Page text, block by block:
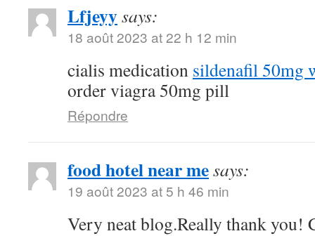
Lfjeyysays:
18 août 2023 at 22 h 12 min
cialis medication sildenafil 50mg
order viagra 50mg pill
Répondre
food hotel near mesays:
19 août 2023 at 5 h 46 min
Very neat blog.Really thank you!